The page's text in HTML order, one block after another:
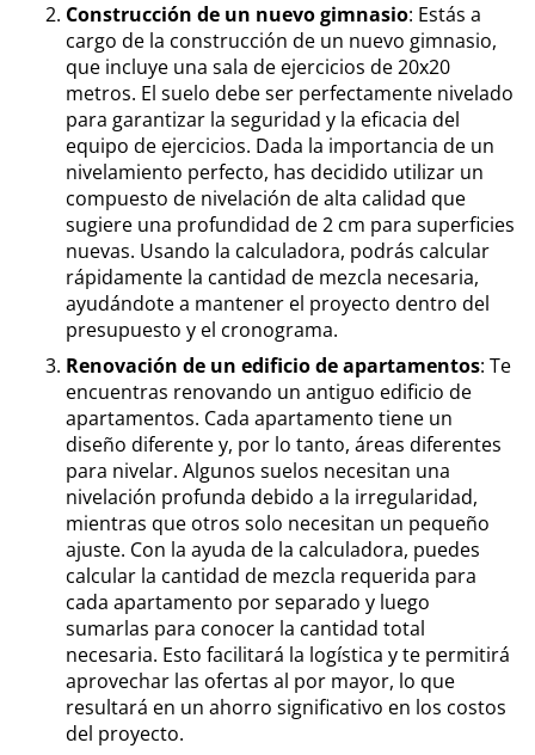
Construcción de un nuevo gimnasio: Estás a
cargo de la construcción de un nuevo gimnasio,
que incluye una sala de ejercicios de 20x20
metros. El suelo debe ser perfectamente nivelado
para garantizar la seguridad y la eficacia del
equipo de ejercicios. Dada la importancia de un
nivelamiento perfecto, has decidido utilizar un
compuesto de nivelación de alta calidad que
sugiere una profundidad de 2 cm para superficies
nuevas. Usando la calculadora, podrás calcular
rápidamente la cantidad de mezcla necesaria,
ayudándote a mantener el proyecto dentro del
presupuesto y el cronograma.
Renovación de un edificio de apartamentos: Te
encuentras renovando un antiguo edificio de
apartamentos. Cada apartamento tiene un
diseño diferente y, por lo tanto, áreas diferentes
para nivelar. Algunos suelos necesitan una
nivelación profunda debido a la irregularidad,
mientras que otros solo necesitan un pequeño
ajuste. Con la ayuda de la calculadora, puedes
calcular la cantidad de mezcla requerida para
cada apartamento por separado y luego
sumarlas para conocer la cantidad total
necesaria. Esto facilitará la logística y te permitirá
aprovechar las ofertas al por mayor, lo que
resultará en un ahorro significativo en los costos
del proyecto.